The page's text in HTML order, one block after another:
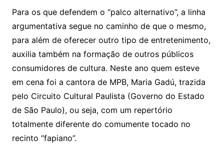
Para os que defendem o “palco alternativo”, a linha
argumentativa segue no caminho de que o mesmo,
para além de oferecer outro tipo de entretenimento,
auxilia também na formação de outros públicos
consumidores de cultura. Neste ano quem esteve
em cena foi a cantora de MPB, Maria Gadú, trazida
pelo Circuito Cultural Paulista (Governo do Estado
de São Paulo), ou seja, com um repertório
totalmente diferente do comumente tocado no
recinto “fapiano”.